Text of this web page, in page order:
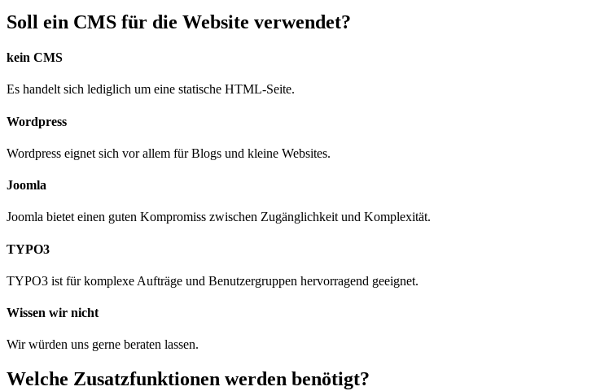
Soll ein CMS für die Website verwendet?
kein CMS
Es handelt sich lediglich um eine statische HTML-Seite.
Wordpress
Wordpress eignet sich vor allem für Blogs und kleine Websites.
Joomla
Joomla bietet einen guten Kompromiss zwischen Zugänglichkeit und Komplexität.
TYPO3
TYPO3 ist für komplexe Aufträge und Benutzergruppen hervorragend geeignet.
Wissen wir nicht
Wir würden uns gerne beraten lassen.
Welche Zusatzfunktionen werden benötigt?